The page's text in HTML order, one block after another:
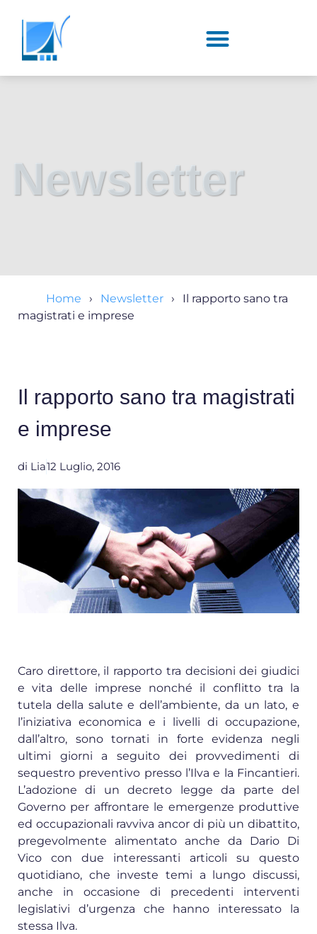
Newsletter
Home Newsletter
Il rapporto sano tra
magistrati e imprese
Il rapporto sano tra magistrati
e imprese
di Lia12 Luglio, 2016
Caro direttore, il rapporto tra decisioni dei giudici
e vita delle imprese nonché il conflitto tra la
tutela della salute e dell’ambiente, da un lato, e
l’iniziativa economica e i livelli di occupazione,
dall’altro, sono tornati in forte evidenza negli
ultimi giorni a seguito dei provvedimenti di
sequestro preventivo presso l’Ilva e la Fincantieri.
L’adozione di un decreto legge da parte del
Governo per affrontare le emergenze produttive
ed occupazionali ravviva ancor di più un dibattito,
pregevolmente alimentato anche da Dario Di
Vico con due interessanti articoli su questo
quotidiano, che investe temi a lungo discussi,
anche in occasione di precedenti interventi
legislativi d’urgenza che hanno interessato la
stessa Ilva.